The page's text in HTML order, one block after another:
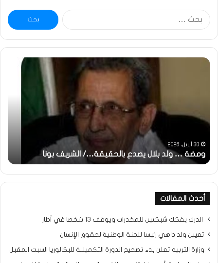
البحث
عن:
ومضة
بالحقيقة…/
الشريف
30 أبريل، 2026
ومضة … ولد بلال يصدع بالحقيقة…/ الشريف بونا
أحدث المقالات
الدرك يفكك شبكتين للمخدرات ويوقف 13 شخصا في أطار
تعيين ولد داهي رئيسا للجنة الوطنية لحقوق الإنسان
وزارة التربية تعلن بدء تصحيح الدورة التكميلية للبكالوريا السبت المقبل